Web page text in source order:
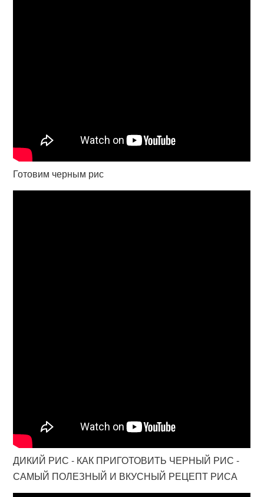
Готовим черным рис
ДИКИЙ РИС - КАК ПРИГОТОВИТЬ ЧЕРНЫЙ РИС -
САМЫЙ ПОЛЕЗНЫЙ И ВКУСНЫЙ РЕЦЕПТ РИСА